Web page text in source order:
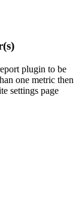
plugin to be
one metric then
settings page